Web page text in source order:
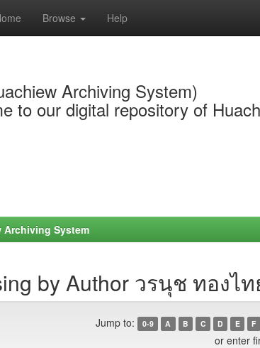
Browse Help
Archiving System)
to our digital repository of
Archiving System
by Author วรนุช ทองไท
Jump to: 0-9 A B C D E F
or enter